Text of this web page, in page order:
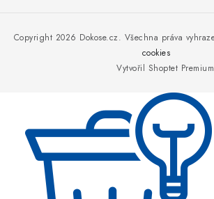
Vytvořil Shoptet Premium
Copyright 2026 Dokose.cz. Všechna práva
cookies